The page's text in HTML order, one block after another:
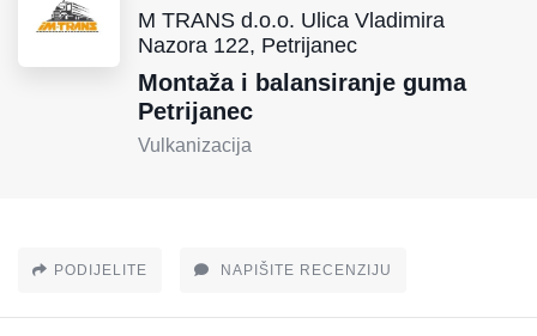
M TRANS d.o.o. Ulica Vladimira
Nazora 122, Petrijanec
Montaža i balansiranje guma
Petrijanec
Vulkanizacija
PODIJELITE NAPIŠITE RECENZIJU